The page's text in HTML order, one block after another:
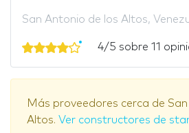
San Antonio de los Altos,
4/5 sobre 11
Más proveedores cerca de
Altos. Ver constructores de